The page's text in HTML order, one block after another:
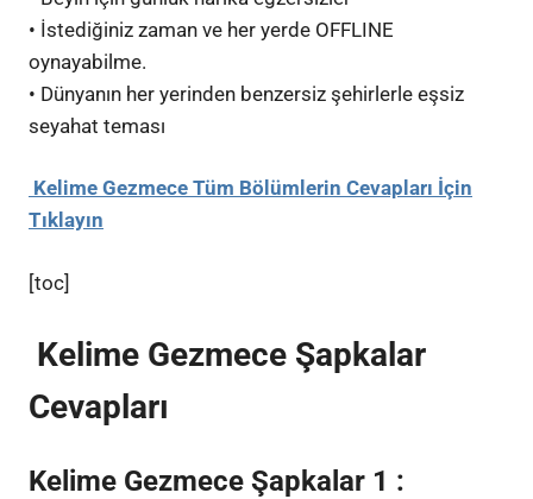
• İstediğiniz zaman ve her yerde OFFLINE
oynayabilme.
• Dünyanın her yerinden benzersiz şehirlerle eşsiz
seyahat teması
Kelime Gezmece Tüm Bölümlerin Cevapları İçin
Tıklayın
[toc]
Kelime Gezmece Şapkalar
Cevapları
Kelime Gezmece Şapkalar 1 :